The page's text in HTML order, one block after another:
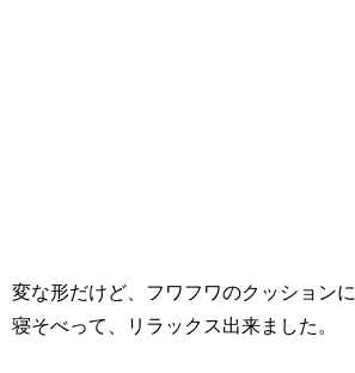
変な形だけど、フワフワのクッションに
寝そべって、リラックス出来ました。